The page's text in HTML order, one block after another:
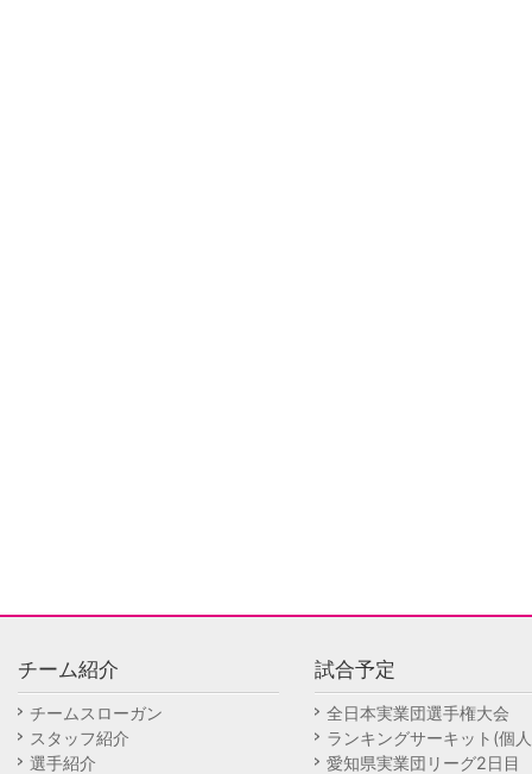
チーム紹介
チームスローガン
スタッフ紹介
選手紹介
試合予定
全日本実業団選手権大会
ランキングサーキット(個
愛知県実業団リーグ2日目